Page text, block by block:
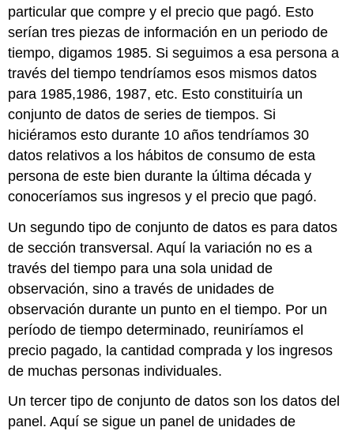
particular que compre y el precio que pagó. Esto
serían tres piezas de información en un periodo de
tiempo, digamos 1985. Si seguimos a esa persona a
través del tiempo tendríamos esos mismos datos
para 1985,1986, 1987, etc. Esto constituiría un
conjunto de datos de series de tiempos. Si
hiciéramos esto durante 10 años tendríamos 30
datos relativos a los hábitos de consumo de esta
persona de este bien durante la última década y
conoceríamos sus ingresos y el precio que pagó.
Un segundo tipo de conjunto de datos es para datos
de sección transversal. Aquí la variación no es a
través del tiempo para una sola unidad de
observación, sino a través de unidades de
observación durante un punto en el tiempo. Por un
período de tiempo determinado, reuniríamos el
precio pagado, la cantidad comprada y los ingresos
de muchas personas individuales.
Un tercer tipo de conjunto de datos son los datos del
panel. Aquí se sigue un panel de unidades de